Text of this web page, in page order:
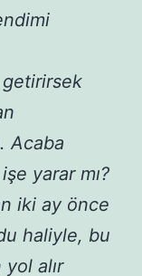
getirirsek
Acaba
yarar mı?
iki ay önce
haliyle, bu
yol alır